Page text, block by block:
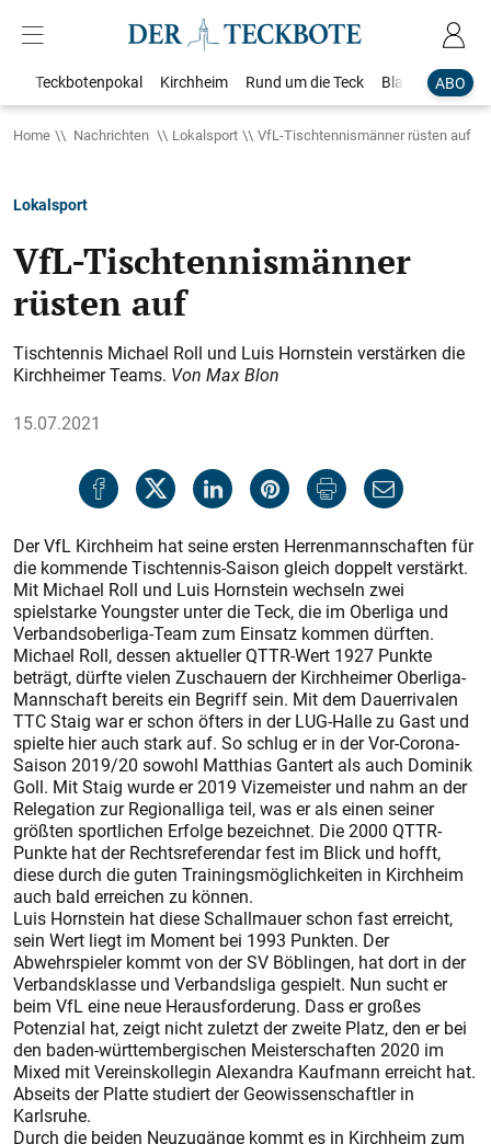
ABO
Teckbotenpokal Kirchheim Rund um die Teck Blaulicht
Home Nachrichten Lokalsport VfL-Tischtennismänner rüsten auf
Lokalsport
VfL-Tischtennismänner
rüsten auf
Tischtennis Michael Roll und Luis Hornstein verstärken die
Kirchheimer Teams. Von Max Blon
15.07.2021
Der VfL Kirchheim hat seine ersten Herrenmannschaften für
die kommende Tischtennis-Saison gleich doppelt verstärkt.
Mit Michael Roll und Luis Hornstein wechseln zwei
spielstarke Youngster unter die Teck, die im Oberliga und
Verbandsoberliga-Team zum Einsatz kommen dürften.
Michael Roll, dessen aktueller QTTR-Wert 1927 Punkte
beträgt, dürfte vielen Zuschauern der Kirchheimer Oberliga-
Mannschaft bereits ein Begriff sein. Mit dem Dauerrivalen
TTC Staig war er schon öfters in der LUG-Halle zu Gast und
spielte hier auch stark auf. So schlug er in der Vor-Corona-
Saison 2019/20 sowohl Matthias Gantert als auch Dominik
Goll. Mit Staig wurde er 2019 Vizemeister und nahm an der
Relegation zur Regionalliga teil, was er als einen seiner
größten sportlichen Erfolge bezeichnet. Die 2000 QTTR-
Punkte hat der Rechtsreferendar fest im Blick und hofft,
diese durch die guten Trainingsmöglichkeiten in Kirchheim
auch bald erreichen zu können.
Luis Hornstein hat diese Schallmauer schon fast erreicht,
sein Wert liegt im Moment bei 1993 Punkten. Der
Abwehrspieler kommt von der SV Böblingen, hat dort in der
Verbandsklasse und Verbandsliga gespielt. Nun sucht er
beim VfL eine neue Herausforderung. Dass er großes
Potenzial hat, zeigt nicht zuletzt der zweite Platz, den er bei
den baden-württembergischen Meisterschaften 2020 im
Mixed mit Vereinskollegin Alexandra Kaufmann erreicht hat.
Abseits der Platte studiert der Geowissenschaftler in
Karlsruhe.
Durch die beiden Neuzugänge kommt es in Kirchheim zum